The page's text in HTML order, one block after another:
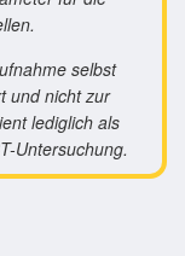
selbst
und nicht zur
lediglich als
Untersuchung.